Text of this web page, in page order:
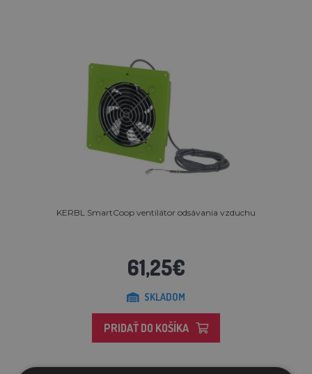
KERBL SmartCoop ventilátor odsávania vzduchu
61,25€
SKLADOM
PRIDAŤ DO KOŠÍKA